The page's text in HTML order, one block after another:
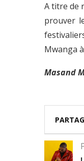
A titre de
prouver
Mwanga
Masand